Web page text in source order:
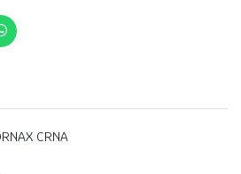
CRNA